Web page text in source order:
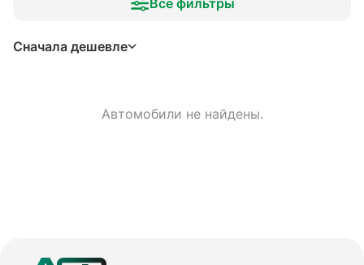
Все фильтры
Сначала дешевле
Автомобили не найдены.